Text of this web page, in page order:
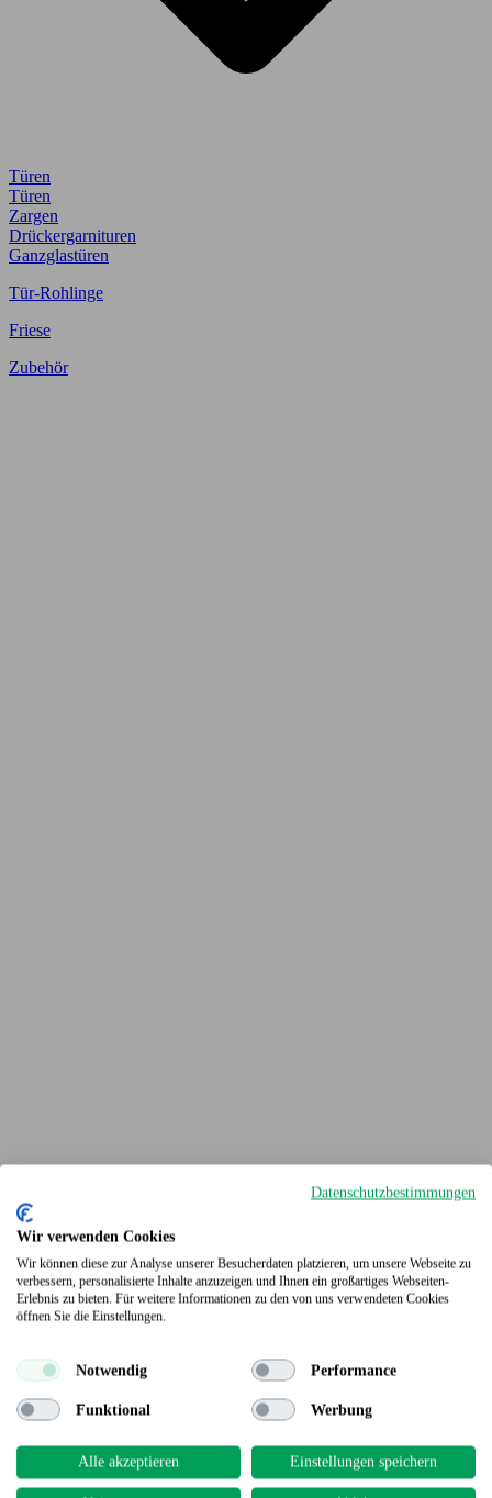
Türen
Türen
Zargen
Drückergarnituren
Ganzglastüren
Tür-Rohlinge
Friese
Zubehör
Terrassendielen
Datenschutzbestimmungen
Wir verwenden Cookies
Wir können diese zur Analyse unserer Besucherdaten platzieren, um unsere Webseite zu
verbessern, personalisierte Inhalte anzuzeigen und Ihnen ein großartiges Webseiten-
Erlebnis zu bieten. Für weitere Informationen zu den von uns verwendeten Cookies
öffnen Sie die Einstellungen.
Notwendig Performance
Funktional Werbung
Alle akzeptieren Einstellungen speichern